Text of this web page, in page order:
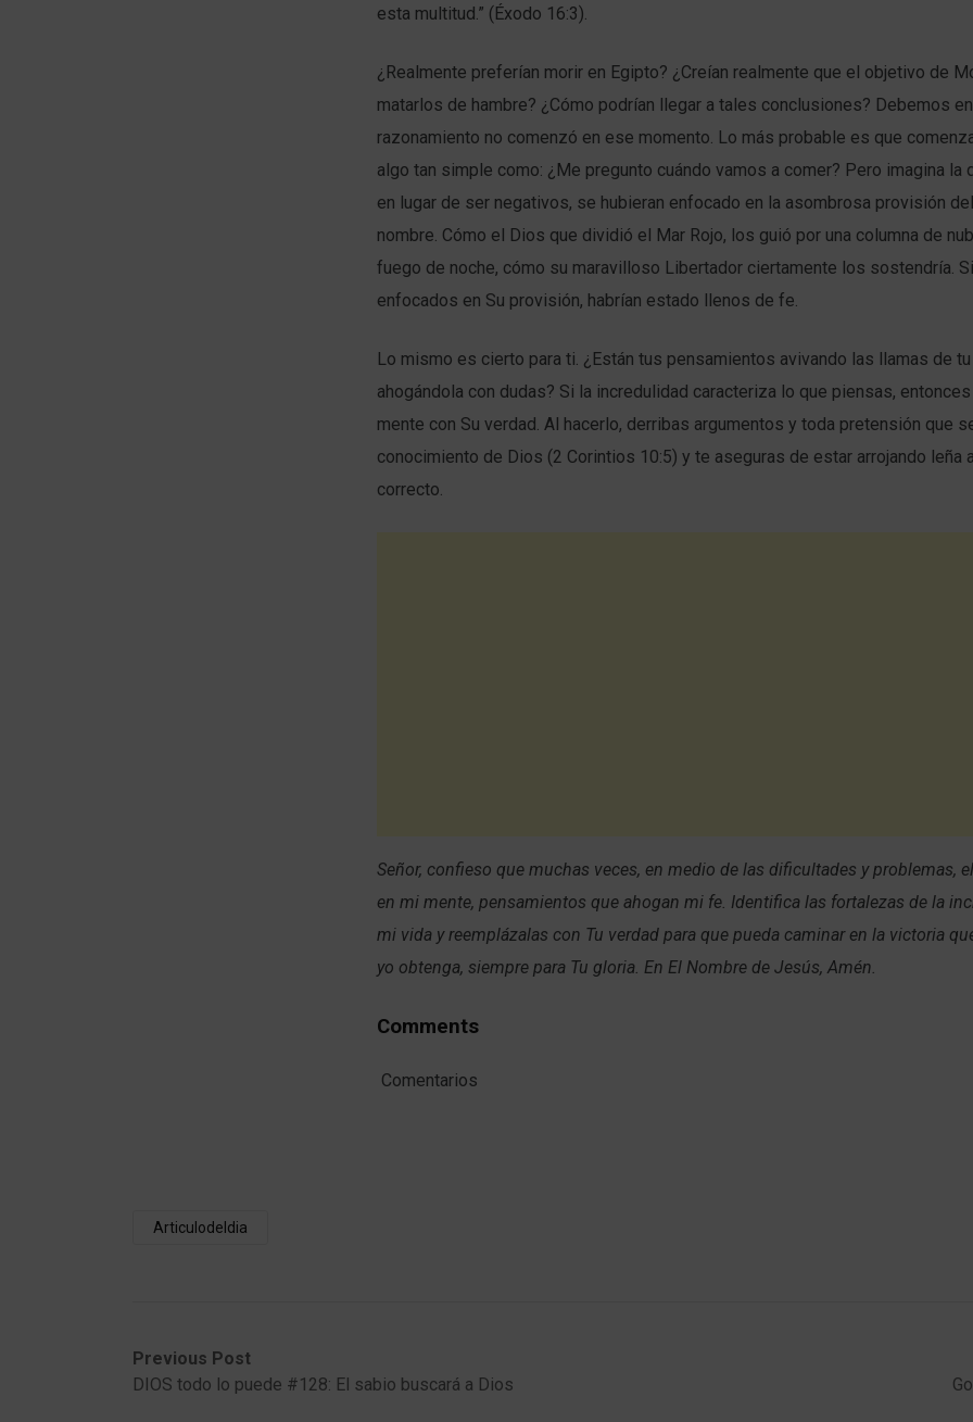
esta multitud.” (Éxodo 16:3).
¿Realmente preferían morir en Egipto? ¿Creían realmente que el objetivo de
matarlos de hambre? ¿Cómo podrían llegar a tales conclusiones? Debemos
razonamiento no comenzó en ese momento. Lo más probable es que
algo tan simple como: ¿Me pregunto cuándo vamos a comer? Pero imagina la
en lugar de ser negativos, se hubieran enfocado en la asombrosa provisión
nombre. Cómo el Dios que dividió el Mar Rojo, los guió por una columna de
fuego de noche, cómo su maravilloso Libertador ciertamente los sostendría.
enfocados en Su provisión, habrían estado llenos de fe.
Lo mismo es cierto para ti. ¿Están tus pensamientos avivando las llamas de
ahogándola con dudas? Si la incredulidad caracteriza lo que piensas,
mente con Su verdad. Al hacerlo, derribas argumentos y toda pretensión que
conocimiento de Dios (2 Corintios 10:5) y te aseguras de estar arrojando leña
correcto.
Señor, confieso que muchas veces, en medio de las dificultades y problemas,
en mi mente, pensamientos que ahogan mi fe. Identifica las fortalezas de la
mi vida y reemplázalas con Tu verdad para que pueda caminar en la victoria
yo obtenga, siempre para Tu gloria. En El Nombre de Jesús, Amén.
Comments
Comentarios
Articulodeldia
Previous Post
DIOS todo lo puede #128: El sabio buscará a Dios